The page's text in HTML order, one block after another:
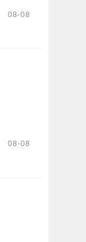
08-08
08-08